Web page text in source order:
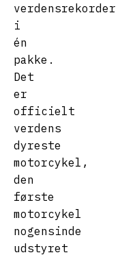
verdensrekorder
i
én
pakke.
Det
er
officielt
verdens
dyreste
motorcykel,
den
første
motorcykel
nogensinde
udstyret